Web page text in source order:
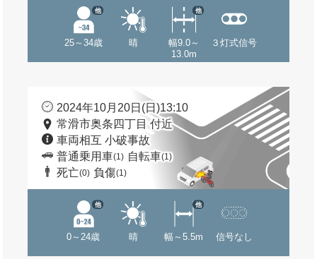
25～34歳
他
晴
幅9.0～
13.0m
他
３灯式信号
2024年10月20日(日)13:10
常滑市奥条四丁目 付近
車両相互 小破事故
普通乗用車(1) 自転車(1)
死亡(0) 負傷(1)
0～24歳
他
晴 幅～5.5m
他
信号なし